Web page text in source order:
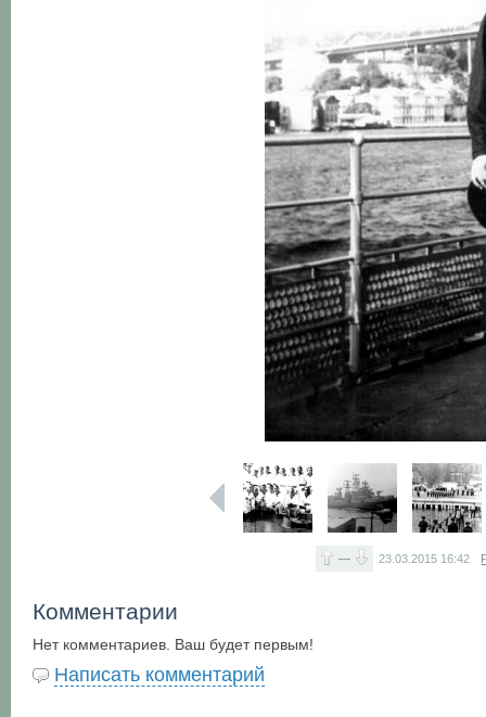
— 23.03.2015 16:42
Комментарии
Нет комментариев. Ваш будет первым!
Написать комментарий